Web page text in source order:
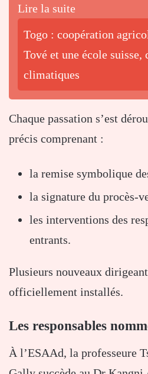
Lire la suite
Togo : coopération
Tové et une école suisse,
climatiques
Chaque passation s’est
précis comprenant :
la remise symbolique
la signature du procès-
les interventions des
entrants.
Plusieurs nouveaux
officiellement installés.
Les responsables
À l’ESAAd, la professeure